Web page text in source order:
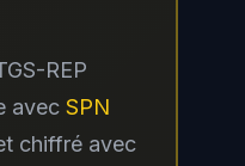
REP
avec SPN
chiffré avec